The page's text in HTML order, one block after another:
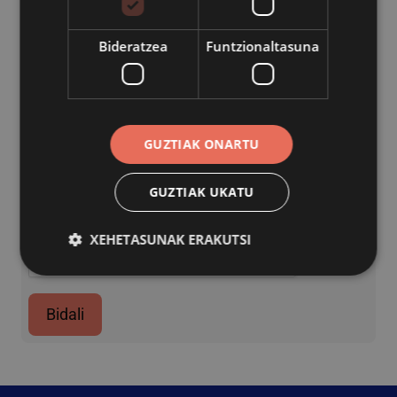
Bidali
Bideratzea Funtzionaltasuna
GUZTIAK ONARTU
GUZTIAK UKATU
XEHETASUNAK ERAKUTSI
oinarrizko funtzionalitateak ahalbidetzen dituzte,